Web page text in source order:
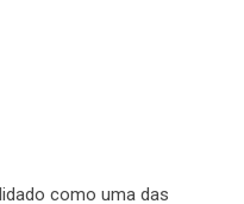
como uma das